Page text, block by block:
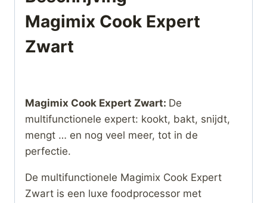
Magimix Cook Expert
Zwart
Magimix Cook Expert Zwart: De
multifunctionele expert: kookt, bakt, snijdt,
mengt … en nog veel meer, tot in de
perfectie.
De multifunctionele Magimix Cook Expert
Zwart is een luxe foodprocessor met